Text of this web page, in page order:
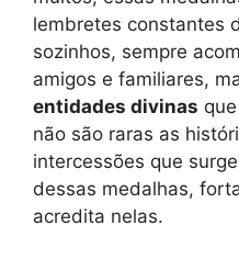
lembretes constantes
sozinhos, sempre
amigos e familiares,
entidades divinas
não são raras as
intercessões que
dessas medalhas,
acredita nelas.